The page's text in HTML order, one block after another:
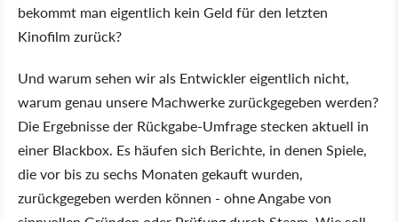
bekommt man eigentlich kein Geld für den letzten
Kinofilm zurück?
Und warum sehen wir als Entwickler eigentlich nicht,
warum genau unsere Machwerke zurückgegeben werden?
Die Ergebnisse der Rückgabe-Umfrage stecken aktuell in
einer Blackbox. Es häufen sich Berichte, in denen Spiele,
die vor bis zu sechs Monaten gekauft wurden,
zurückgegeben werden können - ohne Angabe von